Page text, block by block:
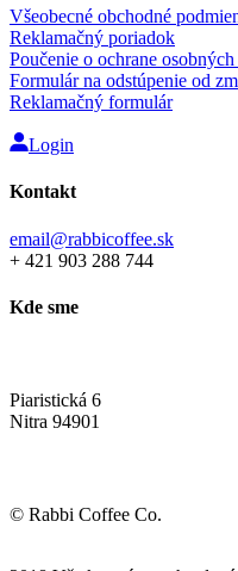
Všeobecné obchodné
Reklamačný poriadok
Poučenie o ochrane
Formulár na odstúpenie od
Reklamačný formulár
Login
Kontakt
email@rabbicoffee.sk
+ 421 903 288 744
Kde sme
Piaristická 6
Nitra 94901
© Rabbi Coffee Co.